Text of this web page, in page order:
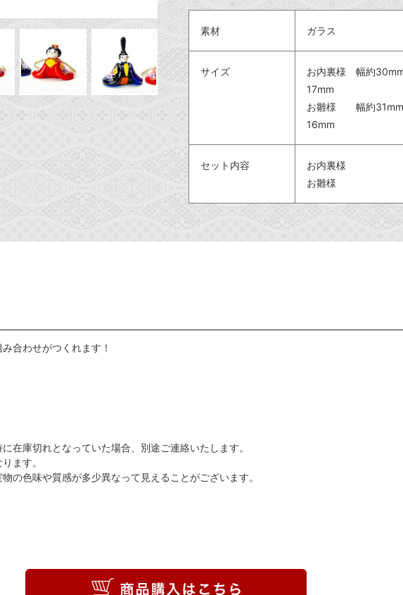
素材 ガラス
サイズ
お内裏様 幅約
17mm
お雛様 幅約
16mm
セット内容
お内裏様
お雛様
合わせがつくれます！
在庫切れとなっていた場合、別途ご連絡いたします。
ます。
の色味や質感が多少異なって見えることがございます。